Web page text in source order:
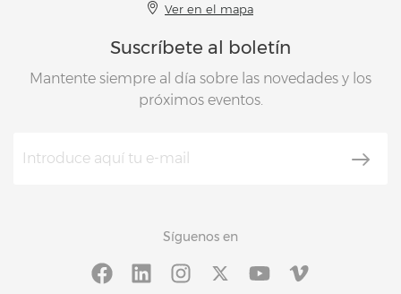
Ver en el mapa
Suscríbete al boletín
Mantente siempre al día sobre las novedades y los
próximos eventos.
Síguenos en